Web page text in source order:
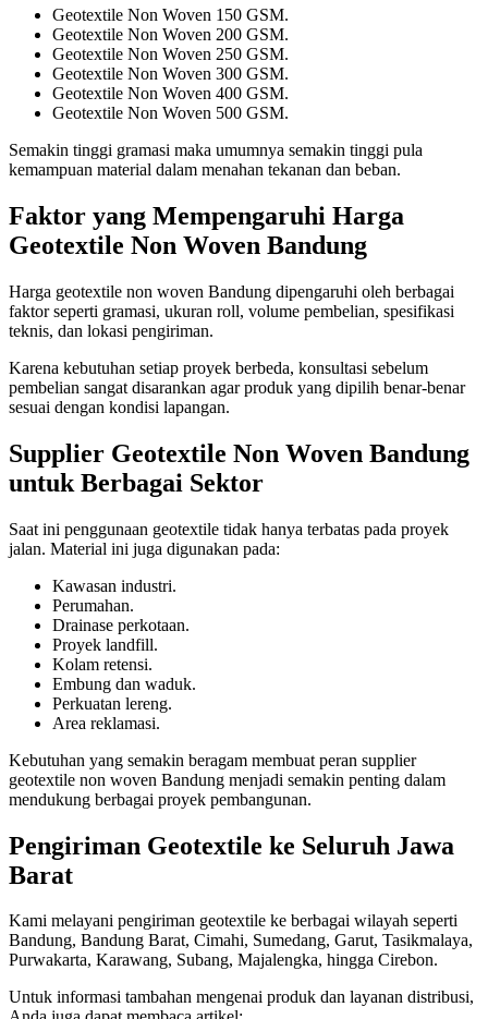
Geotextile Non Woven 150 GSM.
Geotextile Non Woven 200 GSM.
Geotextile Non Woven 250 GSM.
Geotextile Non Woven 300 GSM.
Geotextile Non Woven 400 GSM.
Geotextile Non Woven 500 GSM.
Semakin tinggi gramasi maka umumnya semakin tinggi pula
kemampuan material dalam menahan tekanan dan beban.
Faktor yang Mempengaruhi Harga
Geotextile Non Woven Bandung
Harga geotextile non woven Bandung dipengaruhi oleh berbagai
faktor seperti gramasi, ukuran roll, volume pembelian, spesifikasi
teknis, dan lokasi pengiriman.
Karena kebutuhan setiap proyek berbeda, konsultasi sebelum
pembelian sangat disarankan agar produk yang dipilih benar-benar
sesuai dengan kondisi lapangan.
Supplier Geotextile Non Woven Bandung
untuk Berbagai Sektor
Saat ini penggunaan geotextile tidak hanya terbatas pada proyek
jalan. Material ini juga digunakan pada:
Kawasan industri.
Perumahan.
Drainase perkotaan.
Proyek landfill.
Kolam retensi.
Embung dan waduk.
Perkuatan lereng.
Area reklamasi.
Kebutuhan yang semakin beragam membuat peran supplier
geotextile non woven Bandung menjadi semakin penting dalam
mendukung berbagai proyek pembangunan.
Pengiriman Geotextile ke Seluruh Jawa
Barat
Kami melayani pengiriman geotextile ke berbagai wilayah seperti
Bandung, Bandung Barat, Cimahi, Sumedang, Garut, Tasikmalaya,
Purwakarta, Karawang, Subang, Majalengka, hingga Cirebon.
Untuk informasi tambahan mengenai produk dan layanan distribusi,